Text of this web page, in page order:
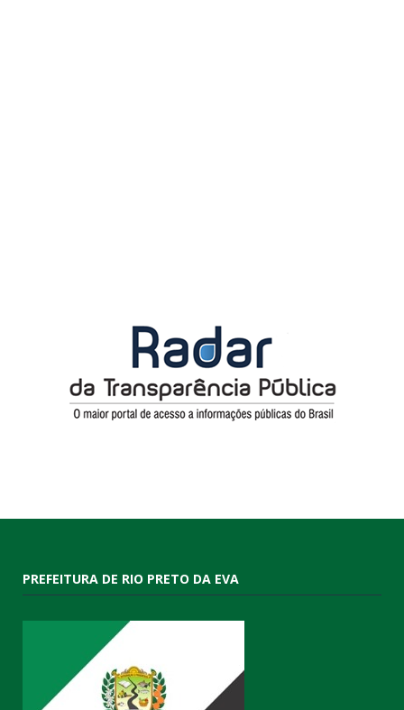
PREFEITURA DE RIO PRETO DA EVA